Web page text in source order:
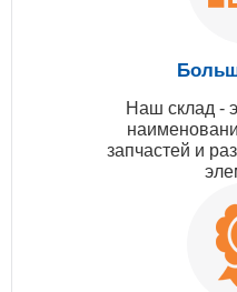
Наш склад -
запчастей и